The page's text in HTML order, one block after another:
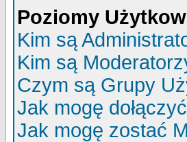
Poziomy
Kim są
Kim są
Czym są Grupy
Jak mogę
Jak mogę zostać